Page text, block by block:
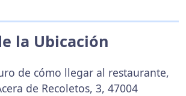
la Ubicación
de cómo llegar al restaurante,
de Recoletos, 3, 47004